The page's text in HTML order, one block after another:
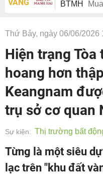
VÀNG
BTMH Mua
Thứ Bảy, ngày 06/06/2026
Hiện trạng
hoang hơn
Keangnam
trụ sở cơ quan
Sự kiện: Thị trường bất
Từng là một siêu
lạc trên "khu đất